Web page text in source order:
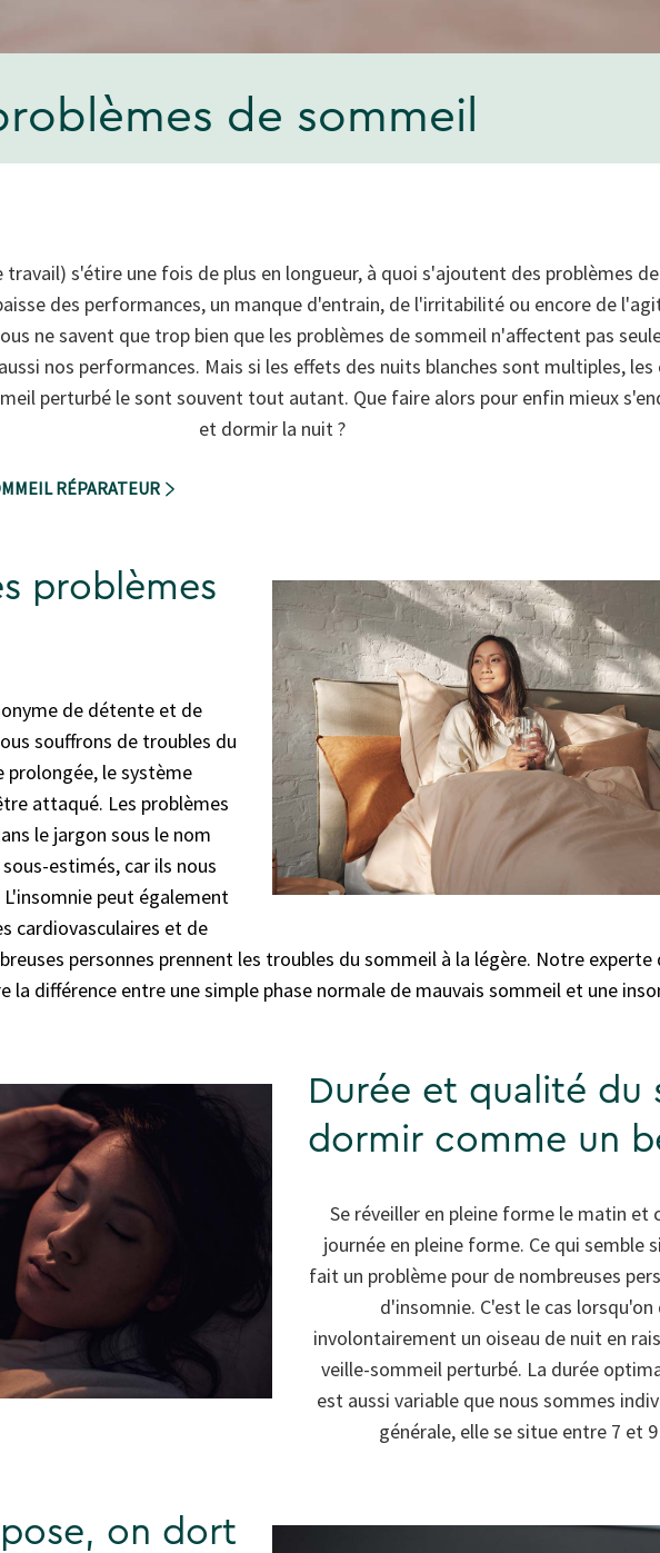
de sommeil
travail) s'étire une fois de plus en longueur, à quoi s'ajoutent des problèmes de
des performances, un manque d'entrain, de l'irritabilité ou encore de
ne savent que trop bien que les problèmes de sommeil n'affectent pas
nos performances. Mais si les effets des nuits blanches sont multiples, les
perturbé le sont souvent tout autant. Que faire alors pour enfin mieux
et dormir la nuit ?
RÉPARATEUR
problèmes
de détente et de
souffrons de troubles du
prolongée, le système
attaqué. Les problèmes
le jargon sous le nom
estimés, car ils nous
peut également
cardiovasculaires et de
personnes prennent les troubles du sommeil à la légère. Notre
la différence entre une simple phase normale de mauvais sommeil et une
Durée et qualité du
dormir comme un
Se réveiller en pleine forme le matin et
journée en pleine forme. Ce qui semble
fait un problème pour de nombreuses
d'insomnie. C'est le cas
involontairement un oiseau de nuit en
veille-sommeil perturbé. La durée
est aussi variable que nous sommes
générale, elle se situe entre 7 et
on dort